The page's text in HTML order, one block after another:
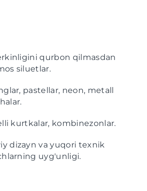
qurbon qilmasdan
siluetlar.
pastellar, neon, metall
kurtkalar, kombinezonlar.
dizayn va yuqori texnik
uyg'unligi.